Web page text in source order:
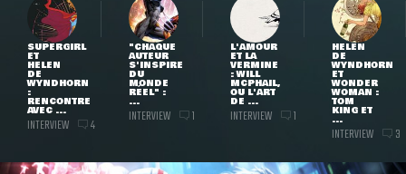
SUPERGIRL
ET
HELEN
DE
WYNDHORN
:
RENCONTRE
AVEC ...
INTERVIEW 4
"CHAQUE
AUTEUR
S'INSPIRE
DU
MONDE
RÉEL" :
...
INTERVIEW 1
L'AMOUR
ET LA
VERMINE
: WILL
MCPHAIL,
OU L'ART
DE ...
INTERVIEW 1
HELEN
DE
WYNDHORN
ET
WONDER
WOMAN :
TOM
KING ET
...
INTERVIEW 3